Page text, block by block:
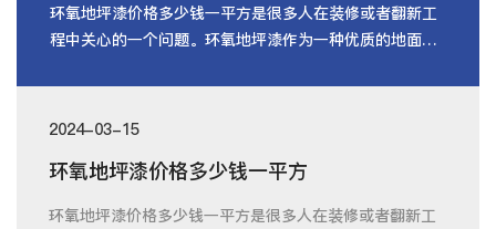
环氧地坪漆价格多少钱一平方是很多人在装修或者翻新工
程中关心的一个问题。环氧地坪漆作为一种优质的地面涂
2024-03-15
环氧地坪漆价格多少钱一平方
环氧地坪漆价格多少钱一平方是很多人在装修或者翻新工